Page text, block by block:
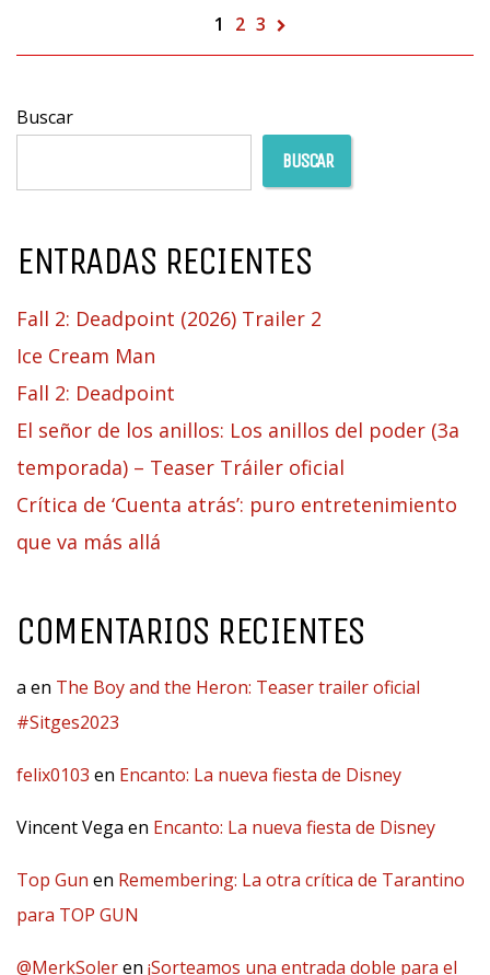
1 2 3
Buscar
BUSCAR
ENTRADAS RECIENTES
Fall 2: Deadpoint (2026) Trailer 2
Ice Cream Man
Fall 2: Deadpoint
El señor de los anillos: Los anillos del poder (3a
temporada) – Teaser Tráiler oficial
Crítica de ‘Cuenta atrás’: puro entretenimiento
que va más allá
COMENTARIOS RECIENTES
a en The Boy and the Heron: Teaser trailer oficial
#Sitges2023
felix0103 en Encanto: La nueva fiesta de Disney
Vincent Vega en Encanto: La nueva fiesta de Disney
Top Gun en Remembering: La otra crítica de Tarantino
para TOP GUN
@MerkSoleren ¡Sorteamos una entrada doble para el